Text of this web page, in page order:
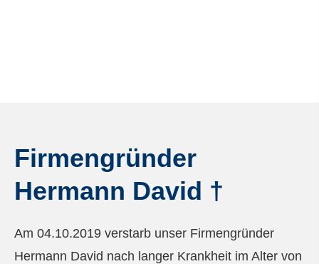
Firmengründer
Hermann David †
Am 04.10.2019 verstarb unser Firmengründer
Hermann David nach langer Krankheit im Alter von